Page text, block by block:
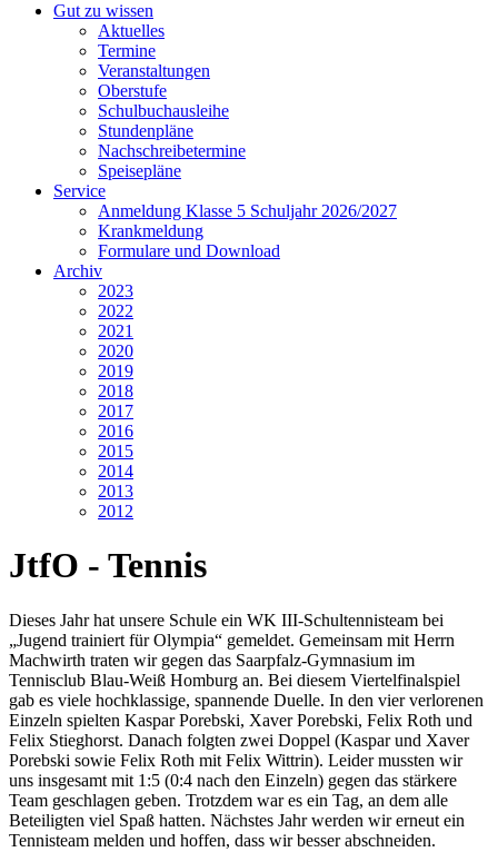
Gut zu wissen
Aktuelles
Termine
Veranstaltungen
Oberstufe
Schulbuchausleihe
Stundenpläne
Nachschreibetermine
Speisepläne
Service
Anmeldung Klasse 5 Schuljahr 2026/2027
Krankmeldung
Formulare und Download
Archiv
2023
2022
2021
2020
2019
2018
2017
2016
2015
2014
2013
2012
JtfO - Tennis
Dieses Jahr hat unsere Schule ein WK III-Schultennisteam bei
„Jugend trainiert für Olympia“ gemeldet. Gemeinsam mit Herrn
Machwirth traten wir gegen das Saarpfalz-Gymnasium im
Tennisclub Blau-Weiß Homburg an. Bei diesem Viertelfinalspiel
gab es viele hochklassige, spannende Duelle. In den vier verlorenen
Einzeln spielten Kaspar Porebski, Xaver Porebski, Felix Roth und
Felix Stieghorst. Danach folgten zwei Doppel (Kaspar und Xaver
Porebski sowie Felix Roth mit Felix Wittrin). Leider mussten wir
uns insgesamt mit 1:5 (0:4 nach den Einzeln) gegen das stärkere
Team geschlagen geben. Trotzdem war es ein Tag, an dem alle
Beteiligten viel Spaß hatten. Nächstes Jahr werden wir erneut ein
Tennisteam melden und hoffen, dass wir besser abschneiden.